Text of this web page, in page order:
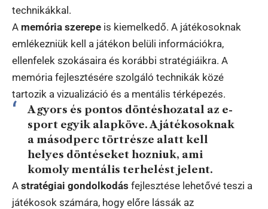
technikákkal.
A memória szerepe is kiemelkedő. A játékosoknak
emlékezniük kell a játékon belüli információkra,
ellenfelek szokásaira és korábbi stratégiáikra. A
memória fejlesztésére szolgáló technikák közé
tartozik a vizualizáció és a mentális térképezés.
A gyors és pontos döntéshozatal az e-
sport egyik alapköve. A játékosoknak
a másodperc törtrésze alatt kell
helyes döntéseket hozniuk, ami
komoly mentális terhelést jelent.
A stratégiai gondolkodás fejlesztése lehetővé teszi a
játékosok számára, hogy előre lássák az